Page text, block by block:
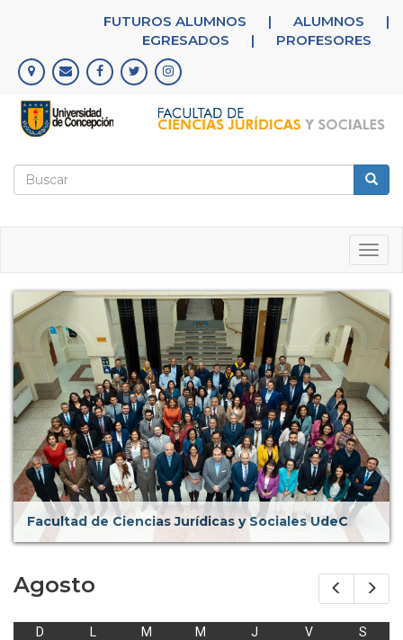
principal
FUTUROS ALUMNOS | ALUMNOS
|
EGRESADOS
| PROFESORES
Formulario
Facultad de Ciencias Jurídicas y Sociales UdeC
Prev
Agosto
D L M M J V
S